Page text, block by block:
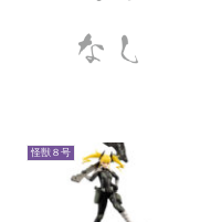
怪獣８号